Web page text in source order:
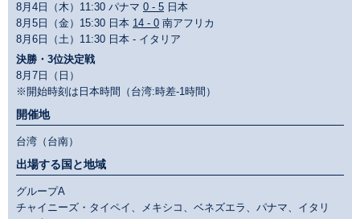
8月4日（木）11:30 パナマ 0 - 5 日本
8月5日（金）15:30 日本 14 - 0 南アフリカ
8月6日（土）11:30 日本 - イタリア
決勝・3位決定戦
8月7日（日）
※開始時刻は日本時間（台湾:時差-1時間）
開催地
台湾（台南）
出場する国と地域
グループA
チャイニーズ・タイペイ、メキシコ、ベネズエラ、パナマ、イタリ